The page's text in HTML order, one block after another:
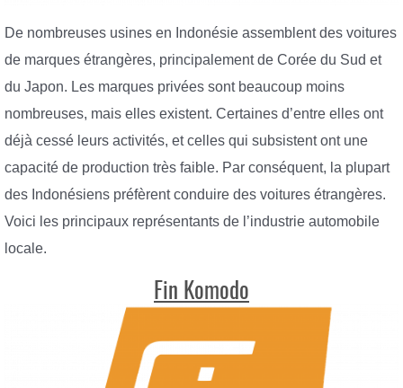
De nombreuses usines en Indonésie assemblent des voitures
de marques étrangères, principalement de Corée du Sud et
du Japon. Les marques privées sont beaucoup moins
nombreuses, mais elles existent. Certaines d’entre elles ont
déjà cessé leurs activités, et celles qui subsistent ont une
capacité de production très faible. Par conséquent, la plupart
des Indonésiens préfèrent conduire des voitures étrangères.
Voici les principaux représentants de l’industrie automobile
locale.
Fin Komodo